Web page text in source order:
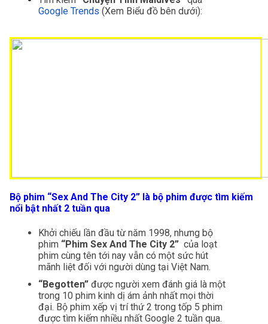
Google Trends (Xem Biểu đồ bên dưới):
Bộ phim “Sex And The City 2” là bộ phim được tìm kiếm
nổi bật nhất 2 tuần qua
Khởi chiếu lần đầu từ năm 1998, nhưng bộ
phim “Phim Sex And The City 2” của loạt
phim cùng tên tới nay vẫn có một sức hút
mãnh liệt đối với người dùng tại Việt Nam.
“Begotten” được người xem đánh giá là một
trong 10 phim kinh dị ám ảnh nhất mọi thời
đại. Bộ phim xếp vị trí thứ 2 trong tốp 5 phim
được tìm kiếm nhiều nhất Google 2 tuần qua.